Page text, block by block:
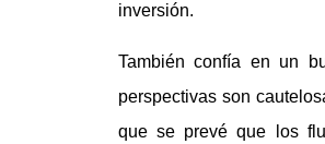
inversión.
También confía en un
perspectivas son
que se prevé que los